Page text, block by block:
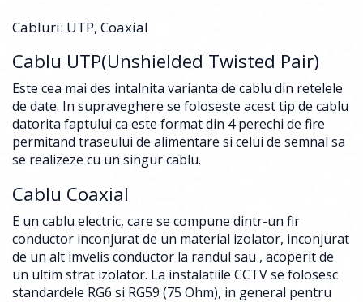
Cabluri: UTP, Coaxial
Cablu UTP(Unshielded Twisted Pair)
Este cea mai des intalnita varianta de cablu din retelele
de date. In supraveghere se foloseste acest tip de cablu
datorita faptului ca este format din 4 perechi de fire
permitand traseului de alimentare si celui de semnal sa
se realizeze cu un singur cablu.
Cablu Coaxial
E un cablu electric, care se compune dintr-un fir
conductor inconjurat de un material izolator, inconjurat
de un alt imvelis conductor la randul sau , acoperit de
un ultim strat izolator. La instalatiile CCTV se folosesc
standardele RG6 si RG59 (75 Ohm), in general pentru